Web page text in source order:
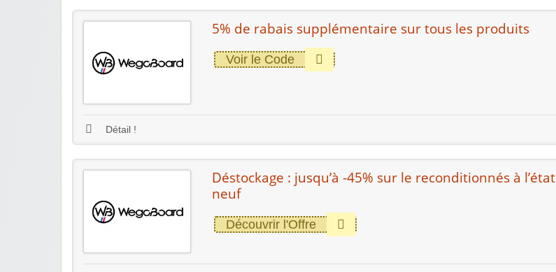
5% de rabais supplémentaire sur tous les produits
Voir le Code
Détail !
Déstockage : jusqu’à -45% sur le reconditionnés à l’état
neuf
Découvrir l'Offre